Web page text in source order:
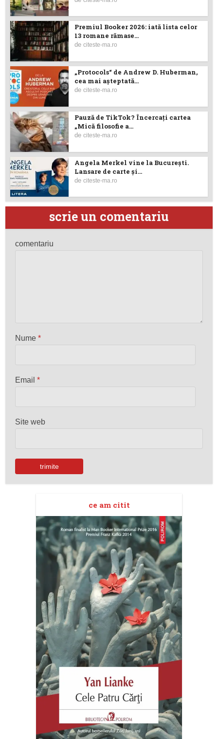
Premiul Booker 2026: iată lista celor
13 romane rămase...
deciteste-ma.ro
„Protocols“ de Andrew D. Huberman,
cea mai așteptată...
deciteste-ma.ro
Pauză de TikTok? Încercaţi cartea
„Mică filosofie a...
deciteste-ma.ro
Angela Merkel vine la București.
Lansare de carte şi...
deciteste-ma.ro
scrie un comentariu
comentariu
Nume*
Email*
Site web
ce am citit